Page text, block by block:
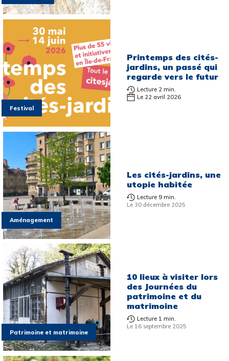
Festival
Printemps des cités-
jardins, un passé qui
regarde vers le futur
Lecture 2 min.
Le 22 avril 2026
Aménagement
Les cités-jardins, une
utopie habitée
Lecture 9 min.
Le 30 décembre 2025
Patrimoine et matrimoine
10 lieux à visiter lors
des Journées du
patrimoine et du
matrimoine
Lecture 1 min.
Le 16 septembre 2025